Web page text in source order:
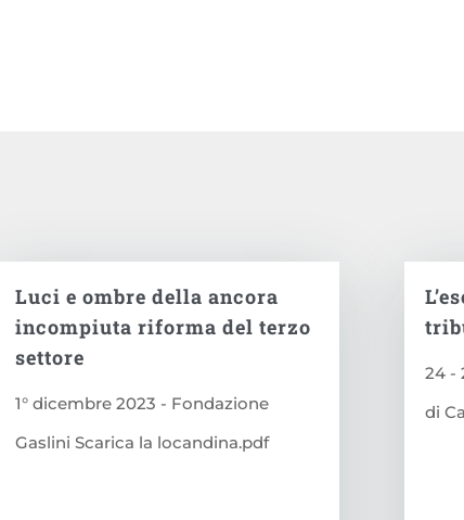
Luci e ombre della ancora
incompiuta riforma del terzo
settore
1° dicembre 2023 - Fondazione
Gaslini Scarica la locandina.pdf
24 -
di